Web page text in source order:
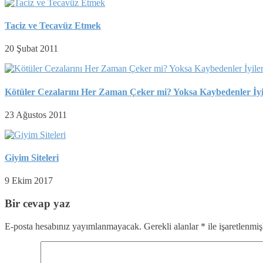
Taciz ve Tecavüz Etmek
20 Şubat 2011
Kötüler Cezalarını Her Zaman Çeker mi? Yoksa Kaybedenler
23 Ağustos 2011
Giyim Siteleri
9 Ekim 2017
Bir cevap yaz
E-posta hesabınız yayımlanmayacak. Gerekli alanlar * ile